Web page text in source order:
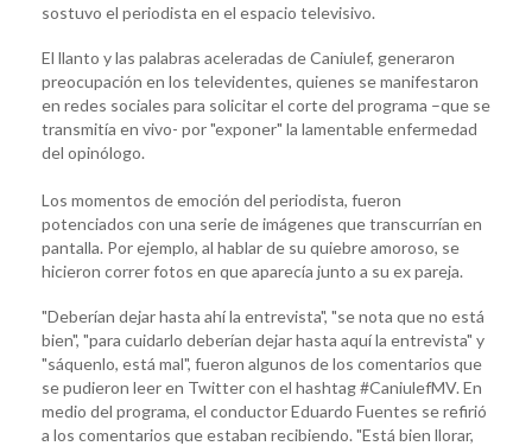
sostuvo el periodista en el espacio televisivo.
El llanto y las palabras aceleradas de Caniulef, generaron
preocupación en los televidentes, quienes se manifestaron
en redes sociales para solicitar el corte del programa –que se
transmitía en vivo- por "exponer" la lamentable enfermedad
del opinólogo.
Los momentos de emoción del periodista, fueron
potenciados con una serie de imágenes que transcurrían en
pantalla. Por ejemplo, al hablar de su quiebre amoroso, se
hicieron correr fotos en que aparecía junto a su ex pareja.
"Deberían dejar hasta ahí la entrevista", "se nota que no está
bien", "para cuidarlo deberían dejar hasta aquí la entrevista" y
"sáquenlo, está mal", fueron algunos de los comentarios que
se pudieron leer en Twitter con el hashtag #CaniulefMV. En
medio del programa, el conductor Eduardo Fuentes se refirió
a los comentarios que estaban recibiendo. "Está bien llorar,